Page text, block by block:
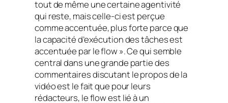
tout de même une certaine agentivité
qui reste, mais celle-ci est perçue
comme accentuée, plus forte parce que
la capacité d’exécution des tâches est
accentuée par le flow ». Ce qui semble
central dans une grande partie des
commentaires discutant le propos de la
vidéo est le fait que pour leurs
rédacteurs, leflowest lié à un